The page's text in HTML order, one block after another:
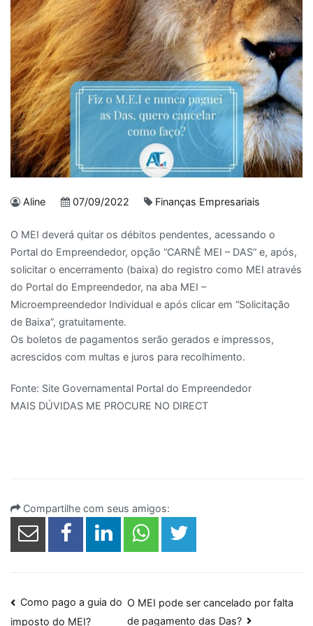
Aline 07/09/2022 Finanças Empresariais
O MEI deverá quitar os débitos pendentes, acessando o
Portal do Empreendedor, opção “CARNÊ MEI – DAS” e, após,
solicitar o encerramento (baixa) do registro como MEI através
do Portal do Empreendedor, na aba MEI –
Microempreendedor Individual e após clicar em “Solicitação
de Baixa”, gratuitamente.
Os boletos de pagamentos serão gerados e impressos,
acrescidos com multas e juros para recolhimento.
Fonte: Site Governamental Portal do Empreendedor
MAIS DÚVIDAS ME PROCURE NO DIRECT
Compartilhe com seus amigos:
Navegação
Como pago a guia do
imposto do MEI?
O MEI pode ser cancelado por falta
de pagamento das Das?